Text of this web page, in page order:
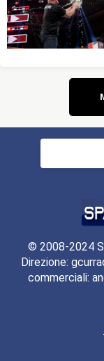
© 2008-2024
Direzione:
commerciali: